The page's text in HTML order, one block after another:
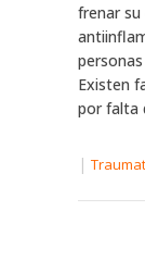
frenar su
Existen
por falta
|